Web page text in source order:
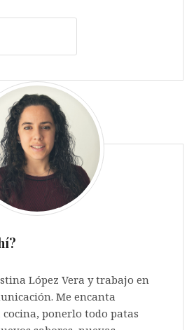
López Vera y trabajo en
Me encanta
ponerlo todo patas